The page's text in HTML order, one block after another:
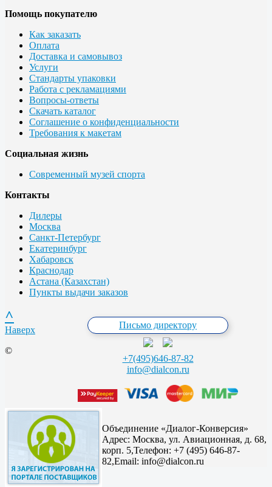
Помощь покупателю
Как заказать
Оплата
Доставка и самовывоз
Услуги
Стандарты упаковки
Работа с рекламациями
Вопросы-ответы
Скачать каталог
Соглашение о конфиденциальности
Требования к макетам
Социальная жизнь
Современный музей спорта
Контакты
Дилеры
Москва
Санкт-Петербург
Екатеринбург
Хабаровск
Краснодар
Астана (Казахстан)
Пункты выдачи заказов
Письмо директору
+7(495)646-87-82
info@dialcon.ru
^
Наверх
©
Объединение «Диалог-Конверсия»
Адрес: Москва, ул. Авиационная, д. 68,
корп. 5,Телефон: +7 (495) 646-87-
82,Email: info@dialcon.ru